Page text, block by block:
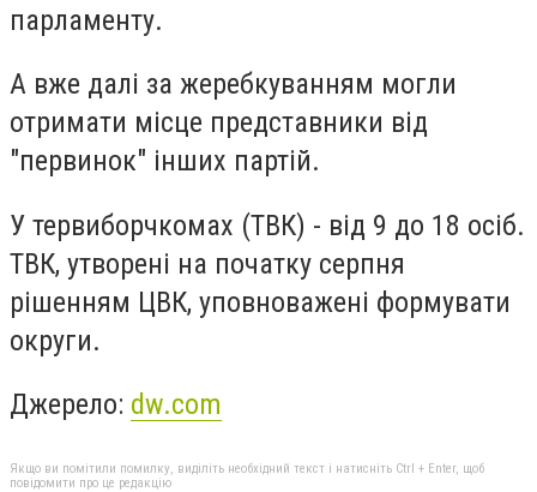
парламенту.
А вже далі за жеребкуванням могли
отримати місце представники від
"первинок" інших партій.
У тервиборчкомах (ТВК) - від 9 до 18 осіб.
ТВК, утворені на початку серпня
рішенням ЦВК, уповноважені формувати
округи.
Джерело: dw.com
Якщо ви помітили помилку, виділіть необхідний текст і натисніть Ctrl + Enter, щоб
повідомити про це редакцію